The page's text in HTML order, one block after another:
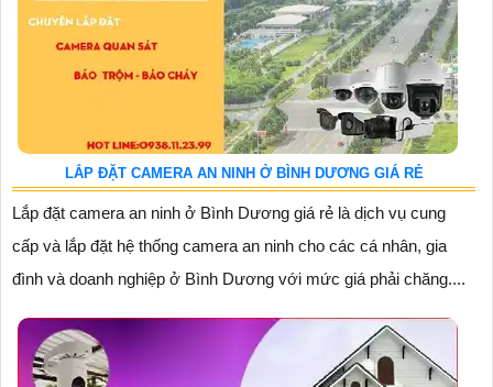
LẮP ĐẶT CAMERA AN NINH Ở BÌNH DƯƠNG GIÁ RẺ
Lắp đặt camera an ninh ở Bình Dương giá rẻ là dịch vụ cung
cấp và lắp đặt hệ thống camera an ninh cho các cá nhân, gia
đình và doanh nghiệp ở Bình Dương với mức giá phải chăng....